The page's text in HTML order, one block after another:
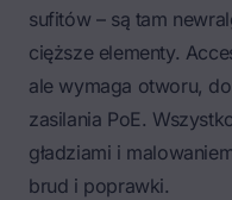
sufitów – są tam
cięższe elementy.
ale wymaga otworu,
zasilania PoE.
gładziami i
brud i poprawki.